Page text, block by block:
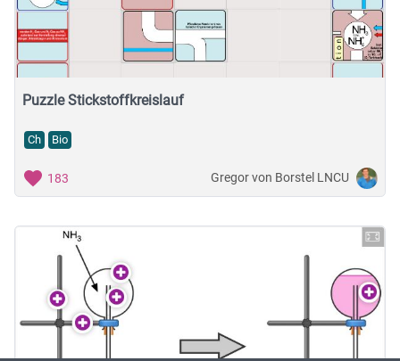
Musische Fächer & Sport
Berufliche Bildung
Sonstiges
Featured Apps
Puzzle Stickstoffkreislauf
Ch Bio
183 Gregor von Borstel LNCU